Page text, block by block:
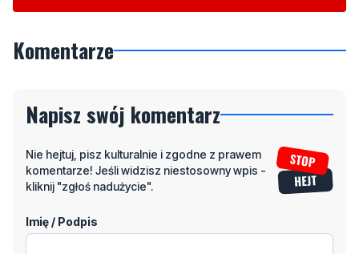
Komentarze
Napisz swój komentarz
Nie hejtuj, pisz kulturalnie i zgodne z prawem
komentarze! Jeśli widzisz niestosowny wpis -
kliknij "zgłoś nadużycie".
Imię / Podpis